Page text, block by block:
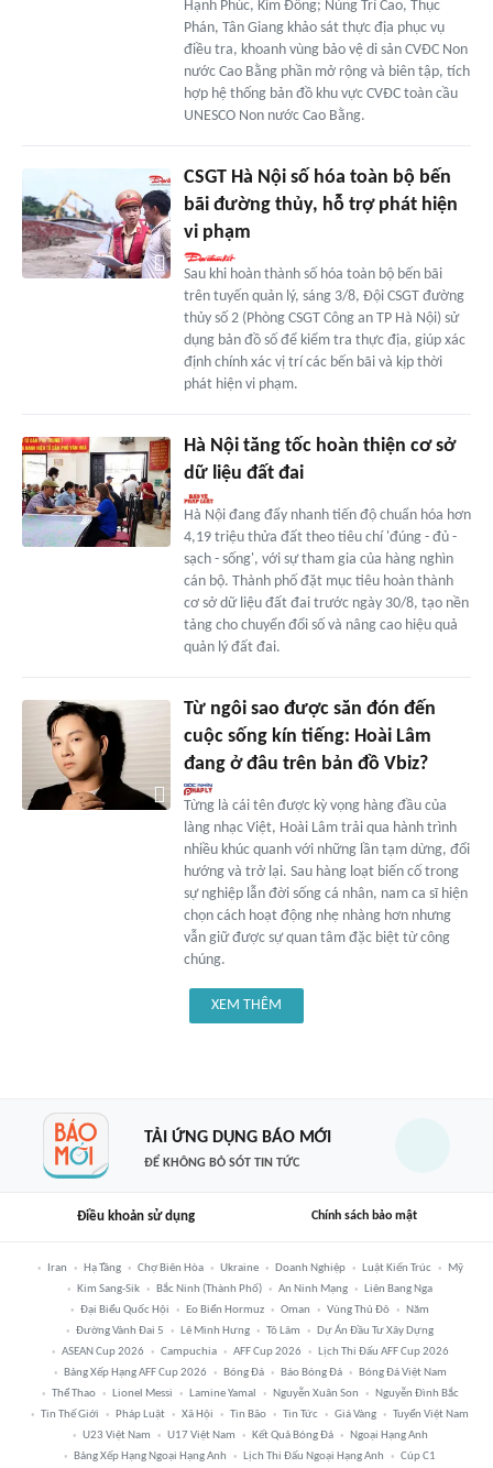
Hạnh Phúc, Kim Đồng; Nùng Trí Cao, Thục
Phán, Tân Giang khảo sát thực địa phục vụ
điều tra, khoanh vùng bảo vệ di sản CVĐC Non
nước Cao Bằng phần mở rộng và biên tập, tích
hợp hệ thống bản đồ khu vực CVĐC toàn cầu
UNESCO Non nước Cao Bằng.
CSGT Hà Nội số hóa toàn bộ bến
bãi đường thủy, hỗ trợ phát hiện
vi phạm
Sau khi hoàn thành số hóa toàn bộ bến bãi
trên tuyến quản lý, sáng 3/8, Đội CSGT đường
thủy số 2 (Phòng CSGT Công an TP Hà Nội) sử
dụng bản đồ số để kiểm tra thực địa, giúp xác
định chính xác vị trí các bến bãi và kịp thời
phát hiện vi phạm.
Hà Nội tăng tốc hoàn thiện cơ sở
dữ liệu đất đai
Hà Nội đang đẩy nhanh tiến độ chuẩn hóa hơn
4,19 triệu thửa đất theo tiêu chí 'đúng - đủ -
sạch - sống', với sự tham gia của hàng nghìn
cán bộ. Thành phố đặt mục tiêu hoàn thành
cơ sở dữ liệu đất đai trước ngày 30/8, tạo nền
tảng cho chuyển đổi số và nâng cao hiệu quả
quản lý đất đai.
Từ ngôi sao được săn đón đến
cuộc sống kín tiếng: Hoài Lâm
đang ở đâu trên bản đồ Vbiz?
Từng là cái tên được kỳ vọng hàng đầu của
làng nhạc Việt, Hoài Lâm trải qua hành trình
nhiều khúc quanh với những lần tạm dừng, đổi
hướng và trở lại. Sau hàng loạt biến cố trong
sự nghiệp lẫn đời sống cá nhân, nam ca sĩ hiện
chọn cách hoạt động nhẹ nhàng hơn nhưng
vẫn giữ được sự quan tâm đặc biệt từ công
chúng.
XEM THÊM
TẢI ỨNG DỤNG BÁO MỚI
ĐỂ KHÔNG BỎ SÓT TIN TỨC
Điều khoản sử dụng Chính sách bảo mật
Iran Hạ Tầng Chợ Biên Hòa Ukraine Doanh Nghiệp Luật Kiến Trúc
Mỹ
Kim Sang-Sik
Bắc Ninh (thành Phố) An Ninh Mạng
Liên Bang Nga
Đại Biểu Quốc Hội
Eo Biển Hormuz Oman Vùng Thủ Đô
Năm
Đường Vành Đai 5
Lê Minh Hưng Tô Lâm
Dự Án Đầu Tư Xây Dựng
ASEAN Cup 2026
Campuchia AFF Cup 2026
Lịch Thi Đấu AFF Cup 2026
Bảng Xếp Hạng AFF Cup 2026
Bóng Đá Báo Bóng Đá
Bóng Đá Việt Nam
Thể Thao
Lionel Messi Lamine Yamal Nguyễn Xuân Son
Nguyễn Đình Bắc
Tin Thế Giới
Pháp Luật Xã Hội Tin Bão Tin Tức Giá Vàng
Tuyển Việt Nam
U23 Việt Nam
U17 Việt Nam Kết Quả Bóng Đá
Ngoại Hạng Anh
Bảng Xếp Hạng Ngoại Hạng Anh
Lịch Thi Đấu Ngoại Hạng Anh Cúp C1